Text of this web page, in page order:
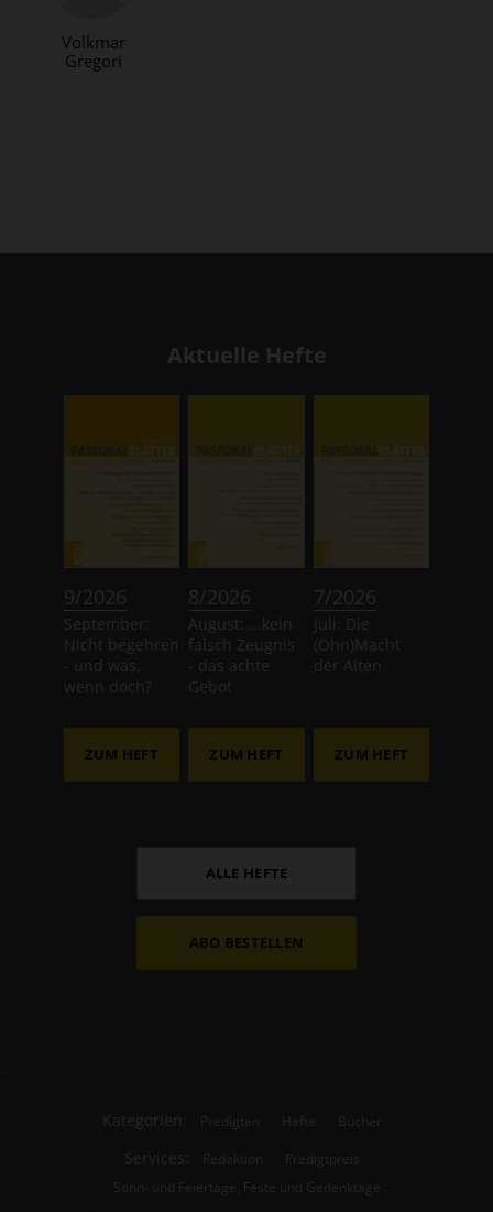
Volkmar
Gregori
Aktuelle Hefte
9/2026
September:
Nicht begehren
- und was,
wenn doch?
ZUM HEFT
8/2026
August: ...kein
falsch Zeugnis
- das achte
Gebot
ZUM HEFT
7/2026
Juli: Die
(Ohn)Macht
der Alten
ZUM HEFT
ALLE HEFTE
ABO BESTELLEN
Kategorien: Predigten Hefte Bücher
Services: Redaktion
Predigtpreis
Sonn- und Feiertage, Feste und Gedenktage